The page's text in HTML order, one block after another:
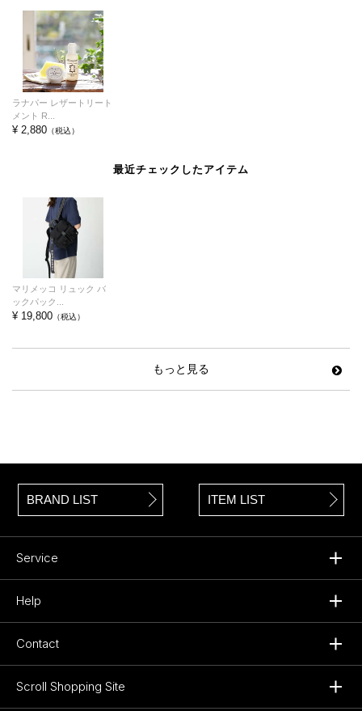
ラナパー レザートリート
メント R...
¥ 2,880 （税込）
最近チェックしたアイテム
マリメッコ リュック バ
ックパック...
¥ 19,800 （税込）
もっと見る
BRAND LIST ITEM LIST
Service
Help
Contact
Scroll Shopping Site